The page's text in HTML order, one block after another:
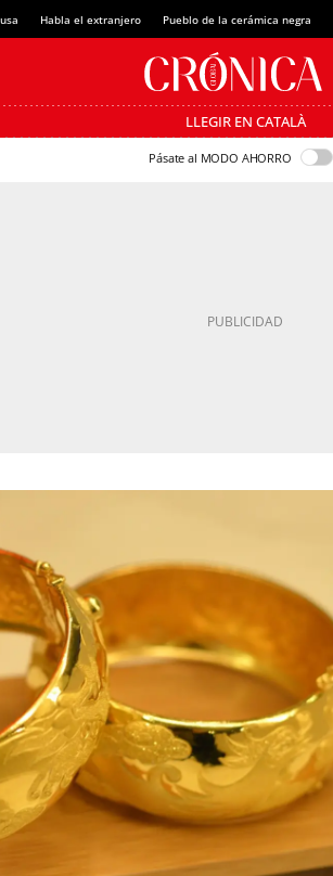
Habla el extranjero Pueblo de la cerámica negra
LLEGIR EN CATALÀ
Pásate al MODO AHORRO